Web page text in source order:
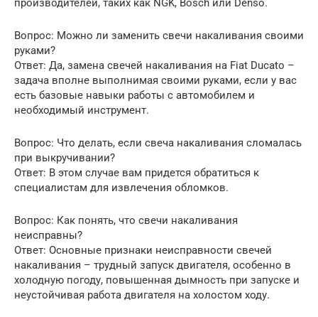
производителей, таких как NGK, Bosch или Denso.
Вопрос: Можно ли заменить свечи накаливания своими
руками?
Ответ: Да, замена свечей накаливания на Fiat Ducato –
задача вполне выполнимая своими руками, если у вас
есть базовые навыки работы с автомобилем и
необходимый инструмент.
Вопрос: Что делать, если свеча накаливания сломалась
при выкручивании?
Ответ: В этом случае вам придется обратиться к
специалистам для извлечения обломков.
Вопрос: Как понять, что свечи накаливания
неисправны?
Ответ: Основные признаки неисправности свечей
накаливания – трудный запуск двигателя, особенно в
холодную погоду, повышенная дымность при запуске и
неустойчивая работа двигателя на холостом ходу.